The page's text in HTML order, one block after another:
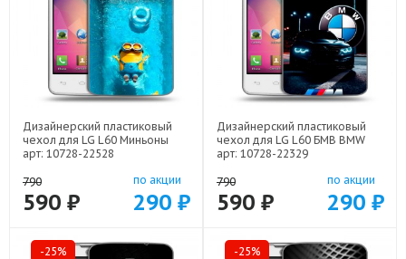
Дизайнерский пластиковый
чехол для LG L60 Миньоны
арт: 10728-22528
790
590 ₽
по акции
290 ₽
Дизайнерский пластиковый
чехол для LG L60 БМВ BMW
арт: 10728-22329
790
590 ₽
по акции
290 ₽
-25% -25%